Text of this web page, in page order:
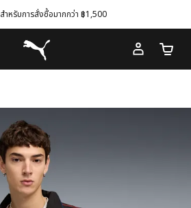
สำหรับการสั่งซื้อมากกว่า ฿1,500
Puma โฮม
จำนว